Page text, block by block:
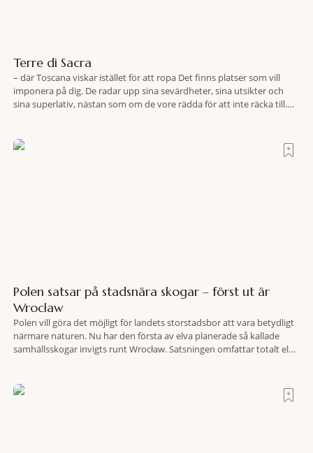
Terre di Sacra
– där Toscana viskar istället för att ropa Det finns platser som vill
imponera på dig. De radar upp sina sevärdheter, sina utsikter och
sina superlativ, nästan som om de vore rädda för att inte räcka till.
Polen satsar på stadsnära skogar – först ut är
Wrocław
Polen vill göra det möjligt för landets storstadsbor att vara betydligt
närmare naturen. Nu har den första av elva planerade så kallade
samhällsskogar invigts runt Wrocław. Satsningen omfattar totalt elva
fler människor ska kunna promenera, motionera